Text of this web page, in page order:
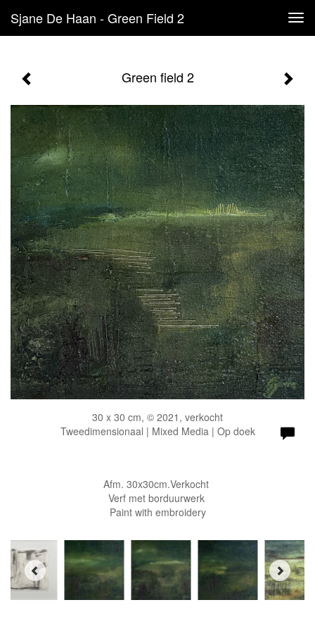
Sjane De Haan - Green Field 2
Green field 2
30 x 30 cm, © 2021, verkocht
Tweedimensionaal | Mixed Media | Op doek
Afm. 30x30cm.Verkocht
Verf met borduurwerk
Paint with embroidery